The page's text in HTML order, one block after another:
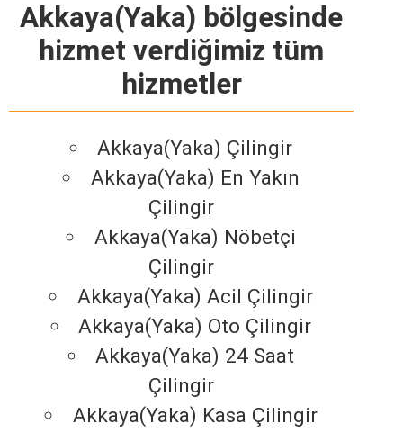
Akkaya(Yaka) bölgesinde
hizmet verdiğimiz tüm
hizmetler
Akkaya(Yaka) Çilingir
Akkaya(Yaka) En Yakın
Çilingir
Akkaya(Yaka) Nöbetçi
Çilingir
Akkaya(Yaka) Acil Çilingir
Akkaya(Yaka) Oto Çilingir
Akkaya(Yaka) 24 Saat
Çilingir
Akkaya(Yaka) Kasa Çilingir